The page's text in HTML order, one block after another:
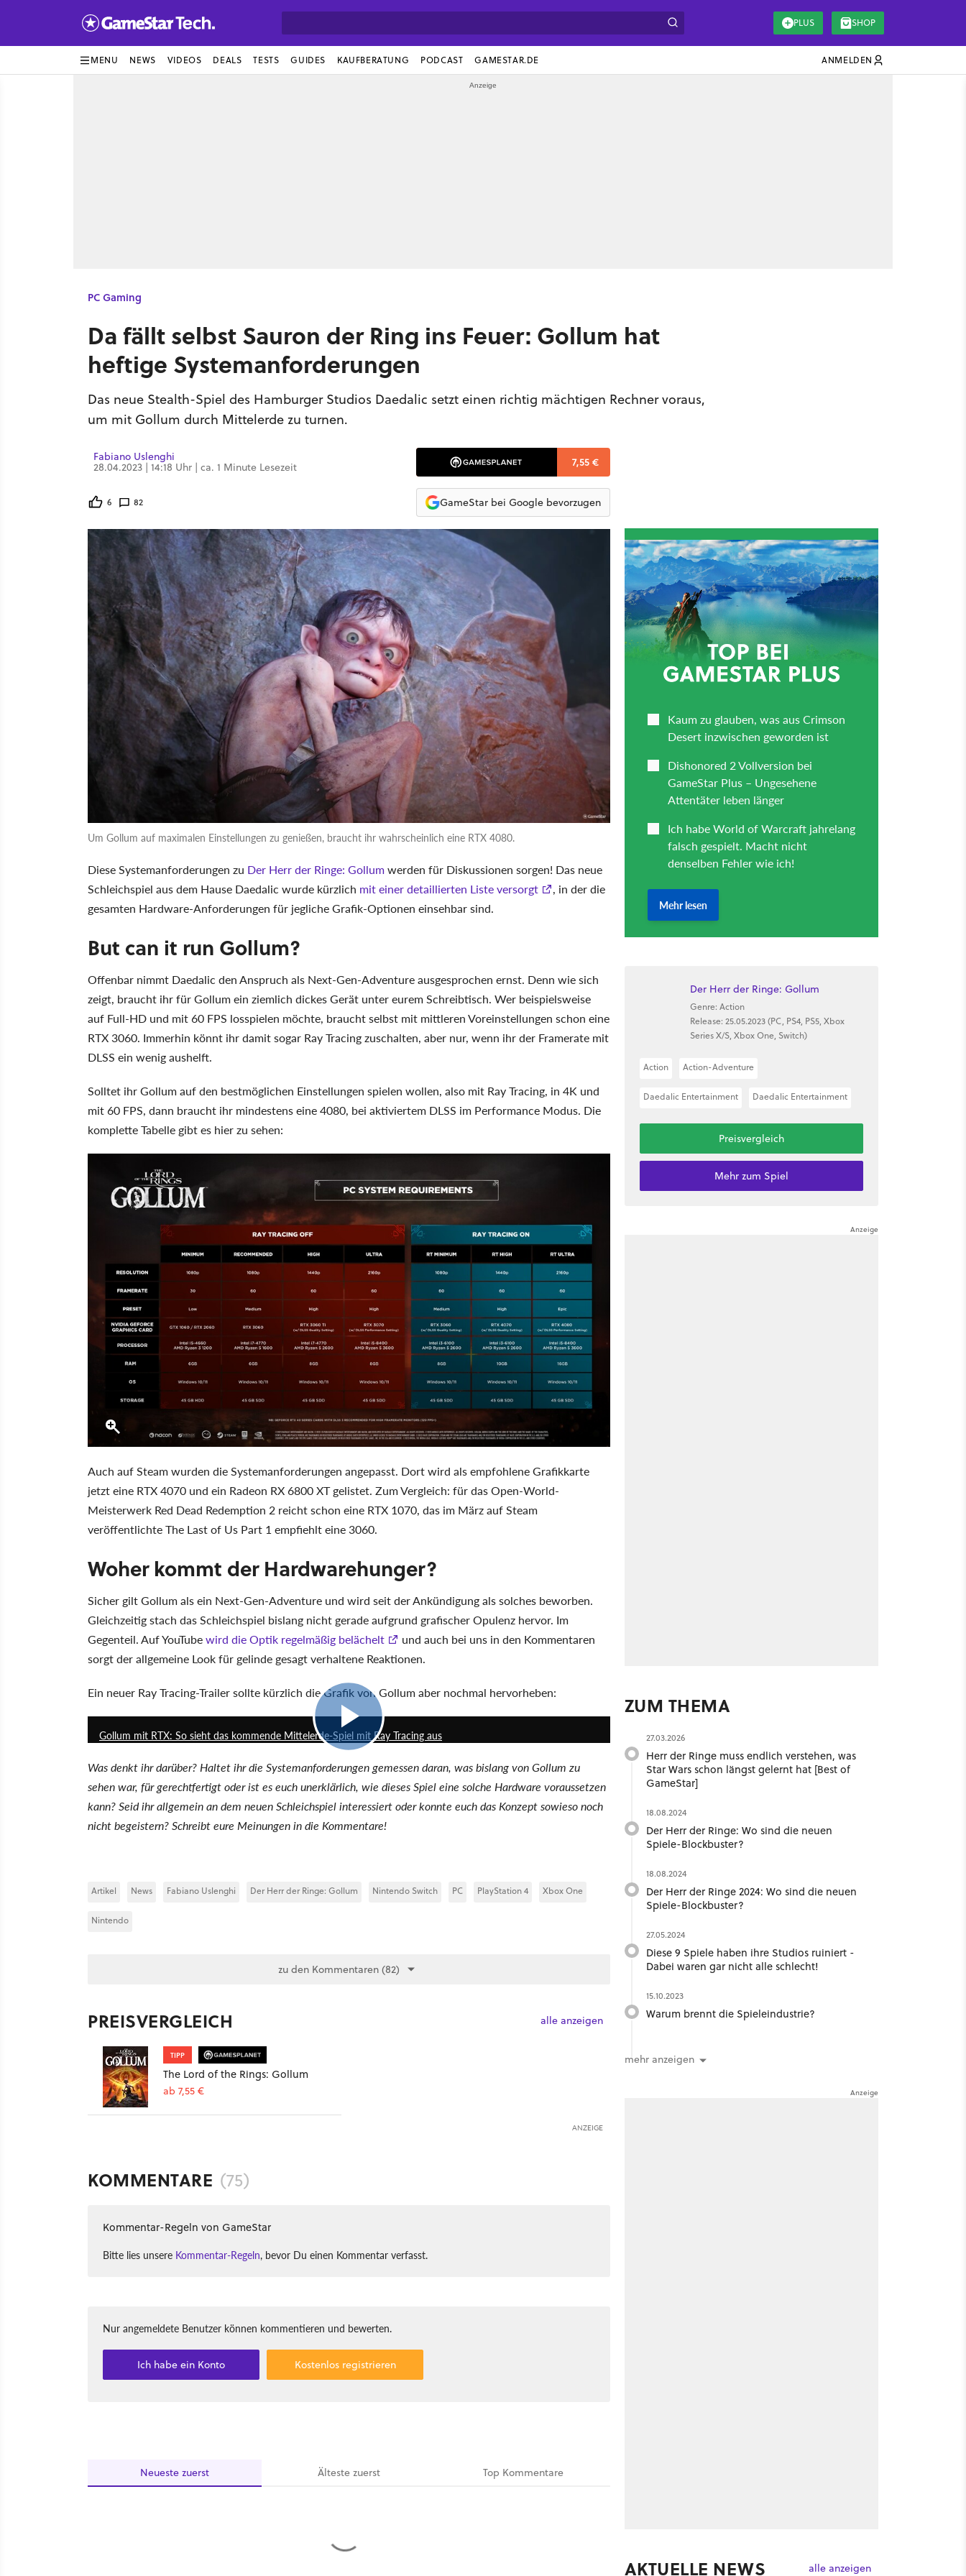
PLUS SHOP
MENU NEWS VIDEOS DEALS TESTS GUIDES KAUFBERATUNG PODCAST GAMESTAR.DE ANMELDEN
PC Gaming
Da fällt selbst Sauron der Ring ins Feuer: Gollum hat
heftige Systemanforderungen
Das neue Stealth-Spiel des Hamburger Studios Daedalic setzt einen richtig mächtigen Rechner voraus,
um mit Gollum durch Mittelerde zu turnen.
Fabiano Uslenghi
28.04.2023 | 14:18 Uhr | ca. 1 Minute Lesezeit
6 82
7,55 €
GameStar bei Google bevorzugen
Um Gollum auf maximalen Einstellungen zu genießen, braucht ihr wahrscheinlich eine RTX 4080.
Diese Systemanforderungen zu Der Herr der Ringe: Gollumwerden für Diskussionen sorgen! Das neue
Schleichspiel aus dem Hause Daedalic wurde kürzlich mit einer detaillierten Liste versorgt
, in der die
gesamten Hardware-Anforderungen für jegliche Grafik-Optionen einsehbar sind.
But can it run Gollum?
Offenbar nimmt Daedalic den Anspruch als Next-Gen-Adventure ausgesprochen ernst. Denn wie sich
zeigt, braucht ihr für Gollum ein ziemlich dickes Gerät unter eurem Schreibtisch. Wer beispielsweise
auf Full-HD und mit 60 FPS losspielen möchte, braucht selbst mit mittleren Voreinstellungen schon eine
RTX 3060. Immerhin könnt ihr damit sogar Ray Tracing zuschalten, aber nur, wenn ihr der Framerate mit
DLSS ein wenig aushelft.
Solltet ihr Gollum auf den bestmöglichen Einstellungen spielen wollen, also mit Ray Tracing, in 4K und
mit 60 FPS, dann braucht ihr mindestens eine 4080, bei aktiviertem DLSS im Performance Modus. Die
komplette Tabelle gibt es hier zu sehen:
Auch auf Steam wurden die Systemanforderungen angepasst. Dort wird als empfohlene Grafikkarte
jetzt eine RTX 4070 und ein Radeon RX 6800 XT gelistet. Zum Vergleich: für das Open-World-
Meisterwerk Red Dead Redemption 2 reicht schon eine RTX 1070, das im März auf Steam
veröffentlichte The Last of Us Part 1 empfiehlt eine 3060.
Woher kommt der Hardwarehunger?
Sicher gilt Gollum als ein Next-Gen-Adventure und wird seit der Ankündigung als solches beworben.
Gleichzeitig stach das Schleichspiel bislang nicht gerade aufgrund grafischer Opulenz hervor. Im
Gegenteil. Auf YouTubewird die Optik regelmäßig belächelt
und auch bei uns in den Kommentaren
sorgt der allgemeine Look für gelinde gesagt verhaltene Reaktionen.
Ein neuer Ray Tracing-Trailer sollte kürzlich die Grafik von Gollum aber nochmal hervorheben:
Gollum mit RTX: So sieht das kommende Mittelerde-Spiel mit Ray Tracing aus
Was denkt ihr darüber? Haltet ihr die Systemanforderungen gemessen daran, was bislang von Gollum zu
sehen war, für gerechtfertigt oder ist es euch unerklärlich, wie dieses Spiel eine solche Hardware voraussetzen
kann? Seid ihr allgemein an dem neuen Schleichspiel interessiert oder konnte euch das Konzept sowieso noch
nicht begeistern? Schreibt eure Meinungen in die Kommentare!
Artikel News Fabiano Uslenghi Der Herr der Ringe: Gollum Nintendo Switch PC PlayStation 4 Xbox One
Nintendo
zu den Kommentaren (82)
PREISVERGLEICH alle anzeigen
TIPP
The Lord of the Rings: Gollum
ab 7,55 €
ANZEIGE
KOMMENTARE (75)
Kommentar-Regeln von GameStar
Bitte lies unsere Kommentar-Regeln, bevor Du einen Kommentar verfasst.
Nur angemeldete Benutzer können kommentieren und bewerten.
Ich habe ein Konto Kostenlos registrieren
Neueste zuerst Ältestezuerst Top Kommentare
Der Herr der Ringe: Gollum
Genre: Action
Release: 25.05.2023 (PC, PS4, PS5, Xbox
Series X/S, Xbox One, Switch)
Action Action-Adventure
Daedalic Entertainment Daedalic Entertainment
Preisvergleich
Mehr zum Spiel
ZUM THEMA
27.03.2026
Herr der Ringe muss endlich verstehen, was
Star Wars schon längst gelernt hat [Best of
GameStar]
18.08.2024
Der Herr der Ringe: Wo sind die neuen
Spiele-Blockbuster?
18.08.2024
Der Herr der Ringe 2024: Wo sind die neuen
Spiele-Blockbuster?
27.05.2024
Diese 9 Spiele haben ihre Studios ruiniert -
Dabei waren gar nicht alle schlecht!
15.10.2023
Warum brennt die Spieleindustrie?
mehr anzeigen
AKTUELLE NEWS alle anzeigen